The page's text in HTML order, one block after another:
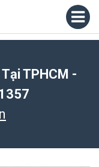
TPHCM -